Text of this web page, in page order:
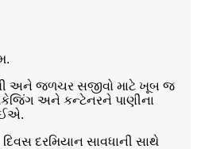
અને જળચર સજીવો માટે ખૂબ જ
અને કન્ટેનરને પાણીના
દરમિયાન સાવધાની સાથે